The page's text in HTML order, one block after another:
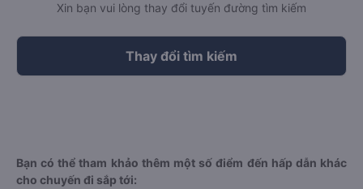
Xin bạn vui lòng thay đổi tuyến đường tìm kiếm
Thay đổi tìm kiếm
Bạn có thể tham khảo thêm một số điểm đến hấp dẫn khác
cho chuyến đi sắp tới: